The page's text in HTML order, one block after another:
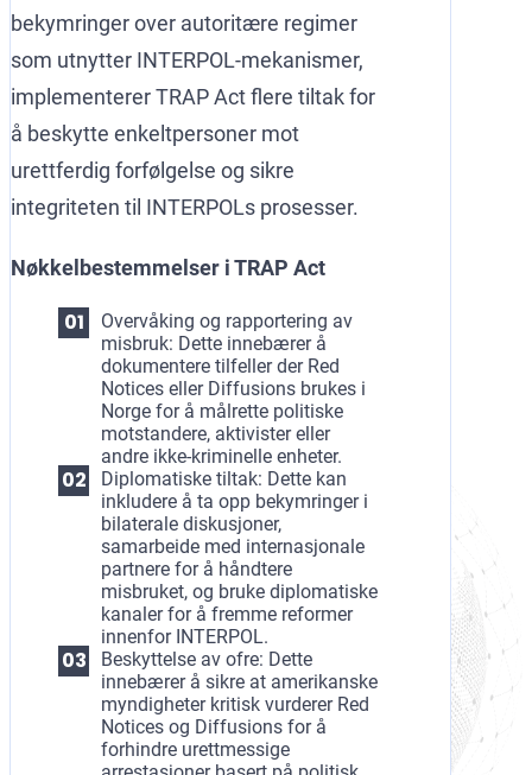
bekymringer over autoritære regimer
som utnytter INTERPOL-mekanismer,
implementerer TRAP Act flere tiltak for
å beskytte enkeltpersoner mot
urettferdig forfølgelse og sikre
integriteten til INTERPOLs prosesser.
Nøkkelbestemmelser i TRAP Act
Overvåking og rapportering av
misbruk: Dette innebærer å
dokumentere tilfeller der Red
Notices eller Diffusions brukes i
Norge for å målrette politiske
motstandere, aktivister eller
andre ikke-kriminelle enheter.
Diplomatiske tiltak: Dette kan
inkludere å ta opp bekymringer i
bilaterale diskusjoner,
samarbeide med internasjonale
partnere for å håndtere
misbruket, og bruke diplomatiske
kanaler for å fremme reformer
innenfor INTERPOL.
Beskyttelse av ofre: Dette
innebærer å sikre at amerikanske
myndigheter kritisk vurderer Red
Notices og Diffusions for å
forhindre urettmessige